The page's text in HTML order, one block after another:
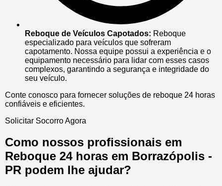
Reboque de Veículos Capotados: Reboque
especializado para veículos que sofreram
capotamento. Nossa equipe possui a experiência e o
equipamento necessário para lidar com esses casos
complexos, garantindo a segurança e integridade do
seu veículo.
Conte conosco para fornecer soluções de reboque 24 horas
confiáveis e eficientes.
Solicitar Socorro Agora
Como nossos profissionais em
Reboque 24 horas em Borrazópolis -
PR podem lhe ajudar?